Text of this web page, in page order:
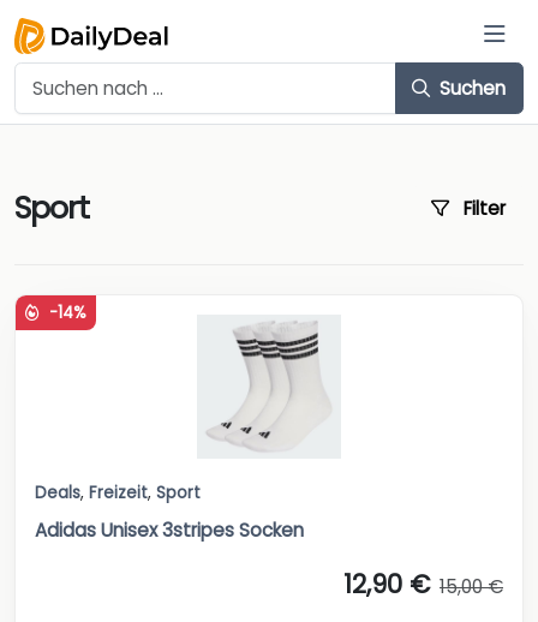
Suchen
Sport Filter
-14%
Deals, Freizeit, Sport
Adidas Unisex 3stripes Socken
12,90 € 15,00 €